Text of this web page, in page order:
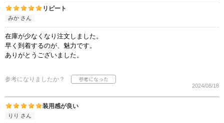
リピート
みか さん
在庫が少なくなり注文しました。
早く到着するのが、魅力です。
ありがとうございました。
参考になりましたか？
2024/08/18
装用感が良い
りり さん